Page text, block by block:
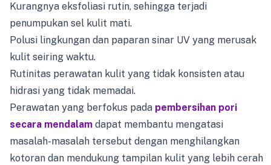
Kurangnya eksfoliasi rutin, sehingga terjadi
penumpukan sel kulit mati.
Polusi lingkungan dan paparan sinar UV yang merusak
kulit seiring waktu.
Rutinitas perawatan kulit yang tidak konsisten atau
hidrasi yang tidak memadai.
Perawatan yang berfokus pada pembersihan pori
secara mendalam dapat membantu mengatasi
masalah-masalah tersebut dengan menghilangkan
kotoran dan mendukung tampilan kulit yang lebih cerah